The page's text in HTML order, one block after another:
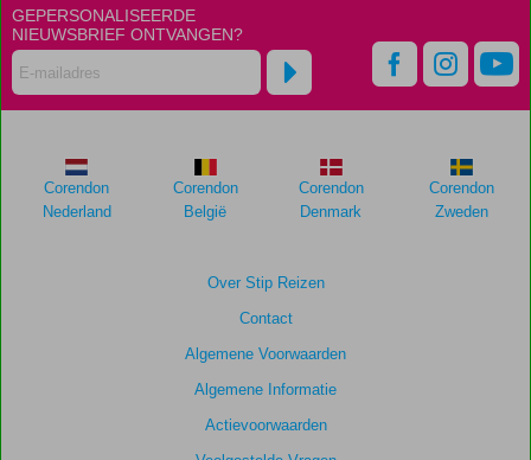
van
de
getoonde
scores
Totale
score
Eten
8,0
GEPERSONALISEERDE
NIEUWSBRIEF ONTVANGEN?
Over Stip Reizen
Contact
Algemene Voorwaarden
Algemene Informatie
Actievoorwaarden
Corendon
Nederland
Corendon
België
Corendon
Denmark
Corendon
Zweden